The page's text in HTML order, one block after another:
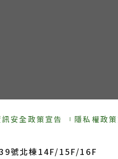
訊安全政策宣告 隱私權政
號北棟14F/15F/16F